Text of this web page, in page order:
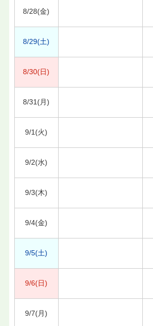
8/28(金)
8/29(土)
8/30(日)
8/31(月)
9/1(火)
9/2(水)
9/3(木)
9/4(金)
9/5(土)
9/6(日)
9/7(月)